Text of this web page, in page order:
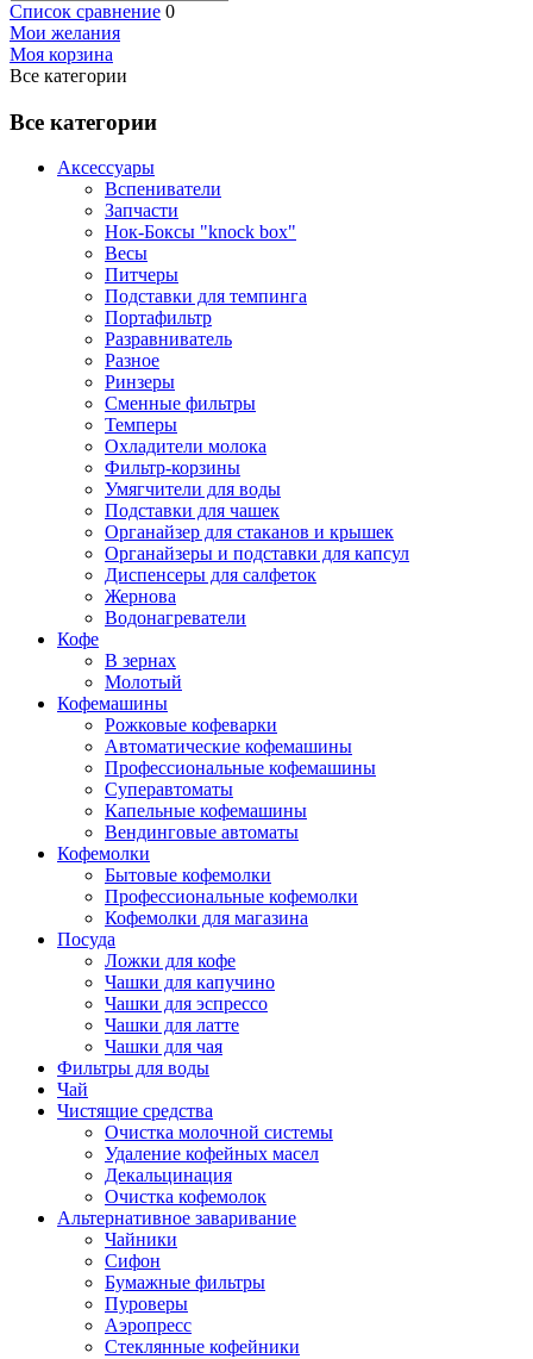
Список сравнение 0
Мои желания
Моя корзина
Все категории
Все категории
Аксессуары
Вспениватели
Запчасти
Нок-Боксы "knock box"
Весы
Питчеры
Подставки для темпинга
Портафильтр
Разравниватель
Разное
Ринзеры
Сменные фильтры
Темперы
Охладители молока
Фильтр-корзины
Умягчители для воды
Подставки для чашек
Органайзер для стаканов и крышек
Органайзеры и подставки для капсул
Диспенсеры для салфеток
Жернова
Водонагреватели
Кофе
В зернах
Молотый
Кофемашины
Рожковые кофеварки
Автоматические кофемашины
Профессиональные кофемашины
Суперавтоматы
Капельные кофемашины
Вендинговые автоматы
Кофемолки
Бытовые кофемолки
Профессиональные кофемолки
Кофемолки для магазина
Посуда
Ложки для кофе
Чашки для капучино
Чашки для эспрессо
Чашки для латте
Чашки для чая
Фильтры для воды
Чай
Чистящие средства
Очистка молочной системы
Удаление кофейных масел
Декальцинация
Очистка кофемолок
Альтернативное заваривание
Чайники
Сифон
Бумажные фильтры
Пуроверы
Аэропресс
Стеклянные кофейники